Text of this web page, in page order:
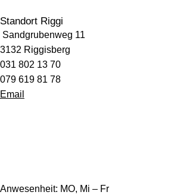
Standort Riggi
Sandgrubenweg 11
3132 Riggisberg
031 802 13 70
079 619 81 78
Emai
Anwesenheit: MO, Mi – Fr